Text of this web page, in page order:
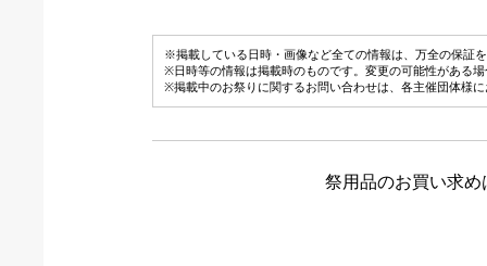
※掲載している日時・画像など全ての情報は、万全の保証
※日時等の情報は掲載時のものです。変更の可能性がある
※掲載中のお祭りに関するお問い合わせは、各主催団体様
祭用品のお買い求